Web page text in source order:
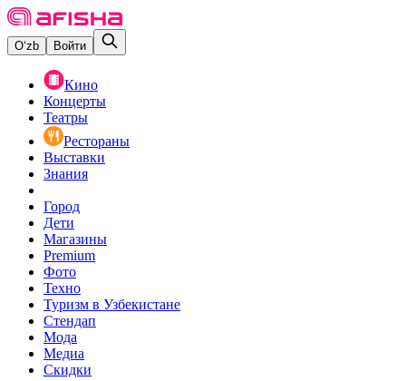
O‘zb Войти
Кино
Концерты
Театры
Рестораны
Выставки
Знания
Город
Дети
Магазины
Premium
Фото
Техно
Туризм в Узбекистане
Стендап
Мода
Медиа
Скидки